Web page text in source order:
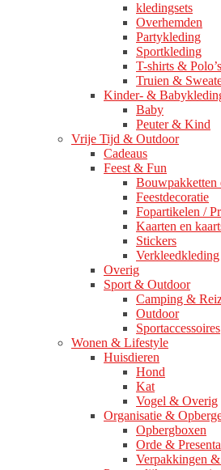
kledingsets
Overhemden
Partykleding
Sportkleding
T-shirts & Polo’s
Truien &
Kinder- &
Baby
Peuter & Kind
Vrije Tijd & Outdoor
Cadeaus
Feest & Fun
Bouwpakketten
Feestdecoratie
Fopartikelen /
Kaarten en
Stickers
Verkleedkleding
Overig
Sport & Outdoor
Camping &
Outdoor
Sportaccessoires
Wonen & Lifestyle
Huisdieren
Hond
Kat
Vogel & Overig
Organisatie &
Opbergboxen
Orde &
Verpakkingen